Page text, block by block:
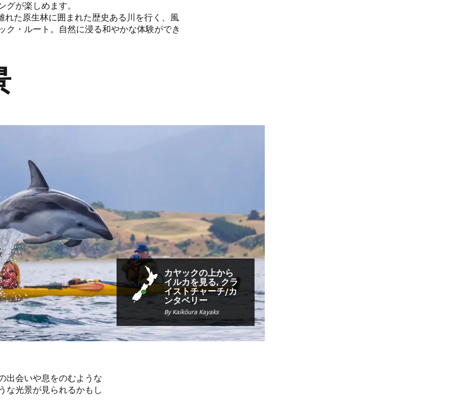
グが楽しめます。
れた原生林に囲まれた歴史ある川を行く、風
ク・ルート。自然に浸る和やかな体験ができ
カヤックの上から
イルカを見る, クラ
イストチャーチ/カ
ンタベリー
By Kaikōura Kayaks
出会いや息をのむような
な光景が見られるかもし